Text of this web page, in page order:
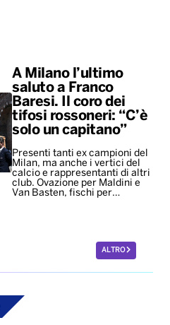
A Milano l’ultimo
saluto a Franco
Baresi. Il coro dei
tifosi rossoneri: “C’è
solo un capitano”
Presenti tanti ex campioni del
Milan, ma anche i vertici del
calcio e rappresentanti di altri
club. Ovazione per Maldini e
Van Basten, fischi per…
ALTRO